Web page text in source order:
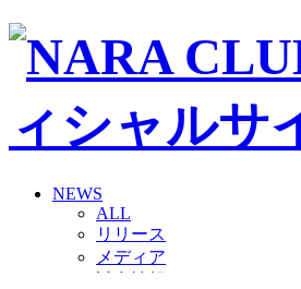
NEWS
ALL
リリース
メディア